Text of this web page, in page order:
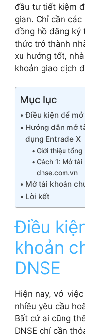
đầu tư tiết kiệm
gian. Chỉ cần
đồng hồ đăng ký
thức trở thành
xu hướng tốt,
khoản giao dịch
Mục lục
Điều kiện để mở
Hướng dẫn mở
dụng Entrade X
Giới thiệu tổng
Cách 1: Mở
dnse.com.vn
Mở tài khoản
Lời kết
Điều
khoản
DNSE
Hiện nay, với
nhiều yêu cầu
Bất cứ ai cũng
DNSE chỉ cần